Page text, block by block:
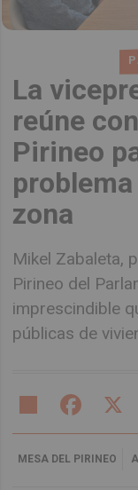
La
reúne
Pirineo
zona
Mikel Zabaleta,
Pirineo del
imprescindible
públicas de
Share Facebook
MESA DEL PIRINEO